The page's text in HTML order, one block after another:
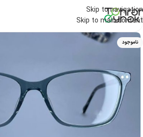
Skip to navigation
Skip to main content
ناموجود